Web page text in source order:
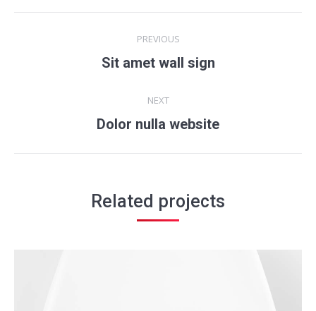
navigation
PREVIOUS
Previous
Sit amet wall sign
NEXT
Next
Dolor nulla website
Related projects